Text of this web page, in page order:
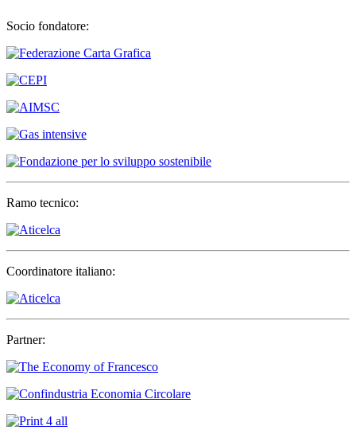
Socio fondatore:
Ramo tecnico:
Coordinatore italiano:
Partner: